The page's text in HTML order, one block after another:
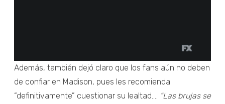
Además, también dejó claro que los fans aún no deben
de confiar en Madison, pues les recomienda
“definitivamente” cuestionar su lealtad.... “Las brujas se